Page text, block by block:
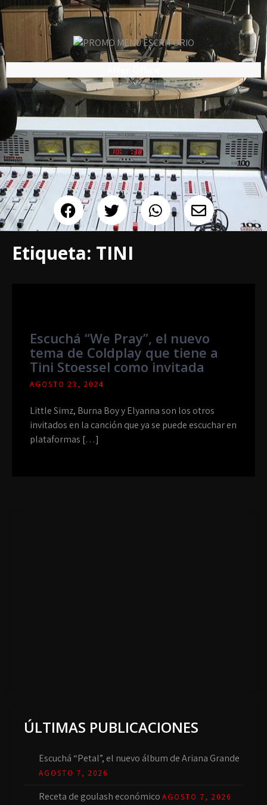
Etiqueta: TINI
Escuchá “We Pray”, el nuevo
tema de Coldplay que tiene a
Tini Stoessel como invitada
AGOSTO 23, 2024
Little Simz, Burna Boy y Elyanna son los otros
invitados en la canción que ya se puede escuchar en
plataformas […]
ÚLTIMAS PUBLICACIONES
Escuchá “Petal”, el nuevo álbum de Ariana Grande
AGOSTO 7, 2026
Receta de goulash económico AGOSTO 7, 2026